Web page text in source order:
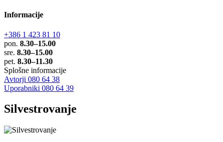
Informacije
+386 1 423 81 10
pon. 8.30–15.00
sre. 8.30–15.00
pet. 8.30–11.30
Splošne informacije
Avtorji 080 64 38
Uporabniki 080 64 39
Silvestrovanje